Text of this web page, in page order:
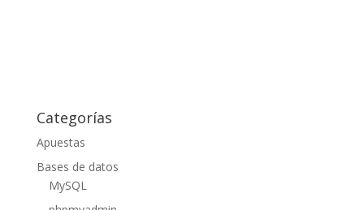
Categorías
Apuestas
Bases de datos
MySQL